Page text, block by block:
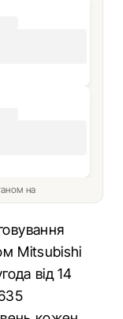
на
Mitsubishi
від 14